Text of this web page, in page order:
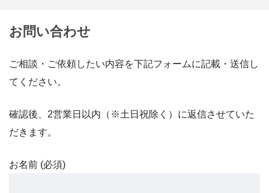
お問い合わせ
ご相談・ご依頼したい内容を下記フォームに記載・送信し
てください。
確認後、2営業日以内（※土日祝除く）に返信させていた
だきます。
お名前 (必須)